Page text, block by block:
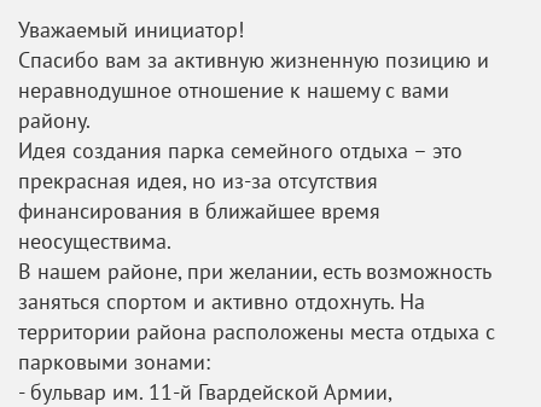
Уважаемый инициатор!
Спасибо вам за активную жизненную позицию и
неравнодушное отношение к нашему с вами
району.
Идея создания парка семейного отдыха – это
прекрасная идея, но из-за отсутствия
финансирования в ближайшее время
неосуществима.
В нашем районе, при желании, есть возможность
заняться спортом и активно отдохнуть. На
территории района расположены места отдыха с
парковыми зонами:
- бульвар им. 11-й Гвардейской Армии,